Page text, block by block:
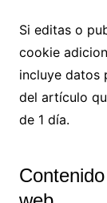
Si editas o
cookie
incluye datos
del artículo
de 1 día.